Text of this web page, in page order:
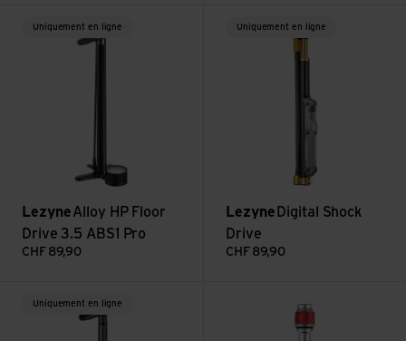
Uniquement en ligne
LezyneAlloy HP Floor
Drive 3.5 ABS1 Pro
CHF 89,90
Uniquement en ligne
Lezyne Digital Shock
Drive
CHF 89,90
Uniquement en ligne